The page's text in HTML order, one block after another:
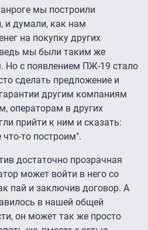
мы построили
и думали, как нам
на покупку других
мы были таким же
Но с появлением ПЖ-19 стало
сделать предложение и
другим компаниям
операторам в других
прийти к ним и сказать:
что-то построим".
достаточно прозрачная
может войти в него со
пай и заключив договор. А
в нашей общей
он может так же просто